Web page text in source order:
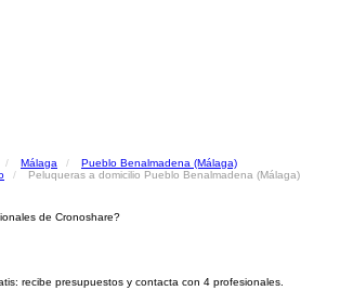
Málaga
Pueblo Benalmadena (Málaga)
Peluqueras a domicilio Pueblo Benalmadena (Málaga)
de Cronoshare?
recibe presupuestos y contacta con 4 profesionales.